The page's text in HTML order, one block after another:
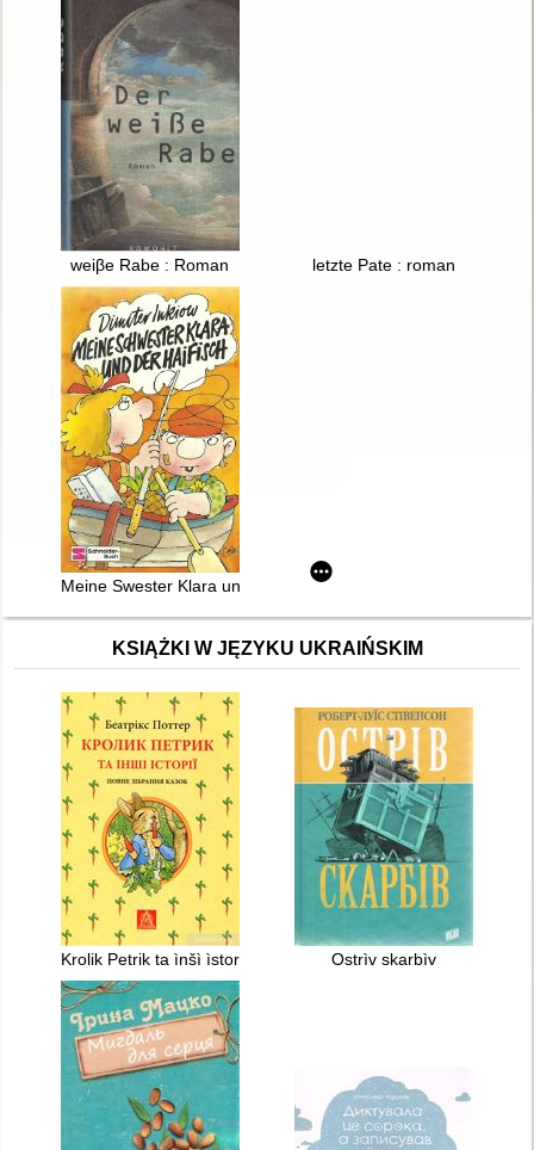
weiβe Rabe : Roman letzte Pate : roman
Meine Swester Klara und der Haifisch
KSIĄŻKI W JĘZYKU UKRAIŃSKIM
Krolik Petrik ta ìnšì ìstorìï : povne zìbrannâ kazok
Ostrìv skarbìv